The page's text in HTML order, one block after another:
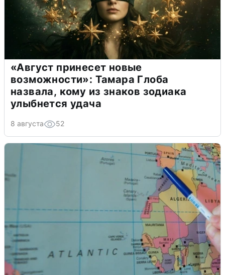
«Август принесет новые
возможности»: Тамара Глоба
назвала, кому из знаков зодиака
улыбнется удача
8 августа 52